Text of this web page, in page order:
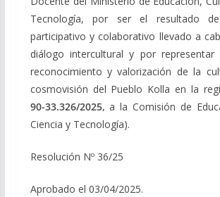
Tecnología, por ser el resultado
participativo y colaborativo llevado a
diálogo intercultural y por
reconocimiento y valorización de la
cosmovisión del Pueblo Kolla en la
90-33.326/2025,a la Comisión de
Ciencia y Tecnología).
Resolución Nº 36/25
Aprobado el 03/04/2025.